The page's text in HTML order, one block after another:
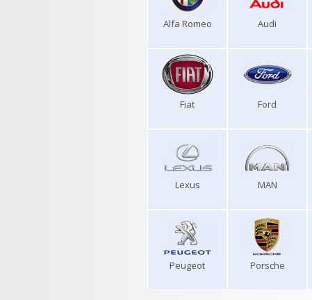
Alfa Romeo Audi
Fiat Ford
Lexus MAN
Peugeot Porsche